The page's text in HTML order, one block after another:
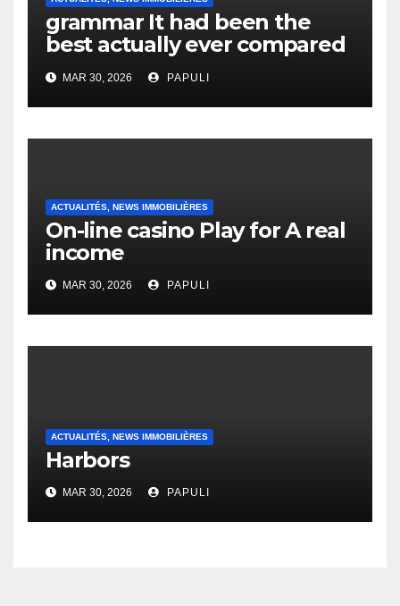
grammar It had been the
best actually ever compared
to it’s the top actually?
English Vocabulary Learners
Heap Change
MAR 30, 2026 PAPULI
ACTUALITÉS, NEWS IMMOBILIÈRES
On-line casino Play for A real
income
MAR 30, 2026 PAPULI
ACTUALITÉS, NEWS IMMOBILIÈRES
Harbors
MAR 30, 2026 PAPULI